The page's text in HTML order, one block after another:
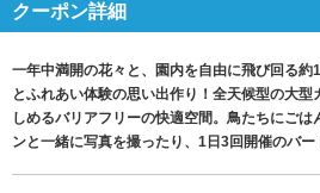
クーポン詳細
一年中満開の花々と、園内を自由に飛び回る
とふれあい体験の思い出作り！全天候型の大
しめるバリアフリーの快適空間。鳥たちにご
ンと一緒に写真を撮ったり、1日3回開催のバー